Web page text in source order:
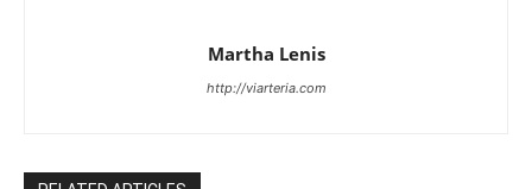
Martha Lenis
http://viarteria.com